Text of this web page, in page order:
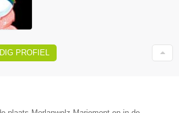
PROFIEL